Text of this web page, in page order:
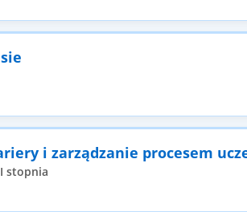
i zarządzanie procesem
stopnia